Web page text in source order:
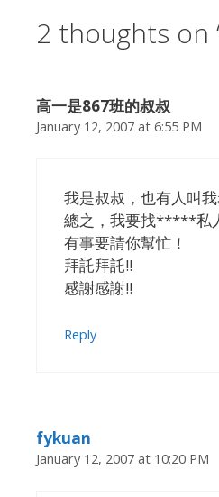
2 thoughts on
高一是867班的叔叔
January 12, 2007 at 6:55 PM
我是叔叔，也有人叫
總之，我要找*****
有事要請你幫忙！
拜託拜託!!
感謝感謝!!
Reply
fykuan
January 12, 2007 at 10:20 PM